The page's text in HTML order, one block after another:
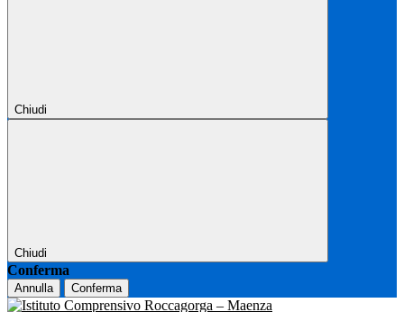
Chiudi
Chiudi
Conferma
Annulla Conferma